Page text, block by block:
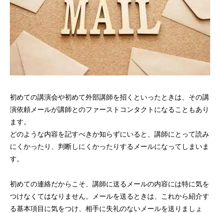
初めての講演会や初めて外部講師を招くといったときは、その講
演依頼メールが講師とのファーストコンタクトになることもあり
ます。
どのような内容を記すべきか知らずにいると、講師にとって読み
にくかったり、判断しにくかったりするメールになってしまいま
す。
初めての連絡だからこそ、講師に送るメールの内容には特に気を
つけなくてはなりません。メールを送るときは、これから紹介す
る基本項目に気をつけ、相手に失礼のないメールを送りましょ